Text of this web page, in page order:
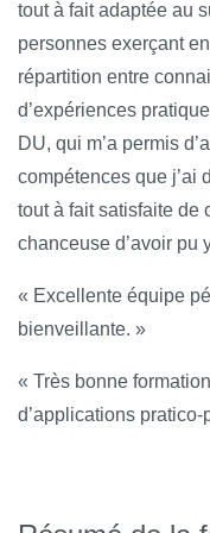
tout à fait adaptée au
personnes exerçant
répartition entre
d’expériences
DU, qui m’a permis
compétences que j’ai
tout à fait satisfaite de
chanceuse d’avoir pu
« Excellente équipe
bienveillante. »
« Très bonne
d’applications pratico-